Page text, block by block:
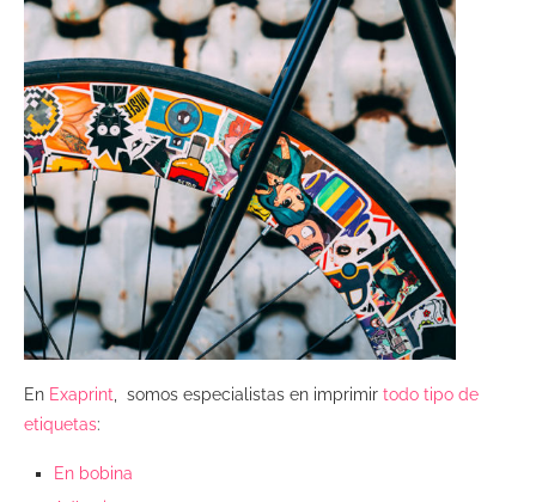
En Exaprint, somos especialistas en imprimir todo tipo de
etiquetas:
En bobina